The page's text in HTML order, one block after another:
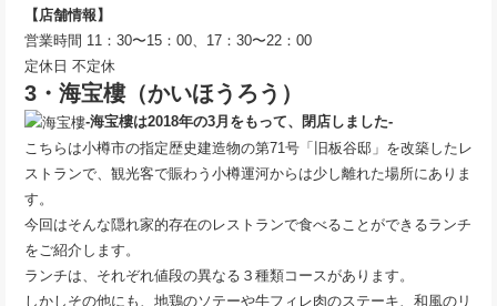
【店舗情報】
営業時間 11：30〜15：00、17：30〜22：00
定休日 不定休
3・海宝樓（かいほうろう）
-海宝樓は2018年の3月をもって、閉店しました-
こちらは小樽市の指定歴史建造物の第71号「旧板谷邸」を改築したレ
ストランで、観光客で賑わう小樽運河からは少し離れた場所にありま
す。
今回はそんな隠れ家的存在のレストランで食べることができるランチ
をご紹介します。
ランチは、それぞれ値段の異なる３種類コースがあります。
しかしその他にも、地鶏のソテーや牛フィレ肉のステーキ、和風のリ